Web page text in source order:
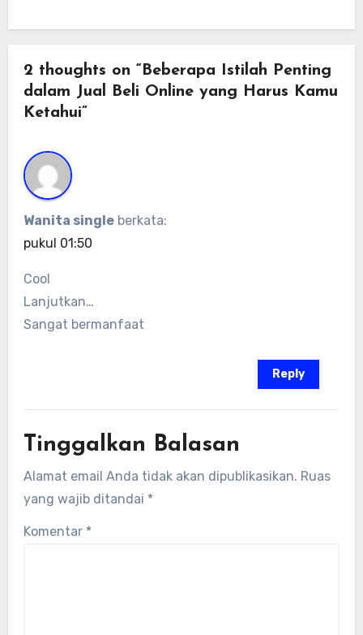
2 thoughts on “Beberapa Istilah Penting
dalam Jual Beli Online yang Harus Kamu
Ketahui”
Wanita single berkata:
pukul 01:50
Cool
Lanjutkan…
Sangat bermanfaat
Reply
Tinggalkan Balasan
Alamat email Anda tidak akan dipublikasikan. Ruas
yang wajib ditandai *
Komentar *